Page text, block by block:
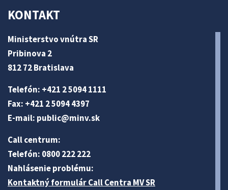
KONTAKT
Ministerstvo vnútra SR
Pribinova 2
812 72 Bratislava
Telefón: +421 2 5094 1111
Fax: +421 2 5094 4397
E-mail: public@minv.sk
Call centrum:
Telefón: 0800 222 222
Nahlásenie problému:
Kontaktný formulár Call Centra MV SR